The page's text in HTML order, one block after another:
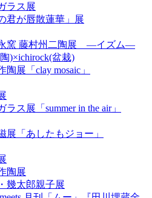
ラス展
君が唇散蓮華」展
窯 藤村州二陶展 ―イズム―
)×ichirock(盆栽)
陶展「clay mosaic」
ラス展「summer in the air」
展「あしたもジョー」
陶展
幾太郎親子展